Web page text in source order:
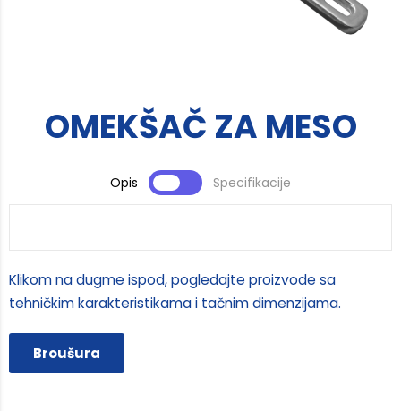
OMEKŠAČ ZA MESO​
Opis Specifikacije
Klikom na dugme ispod, pogledajte proizvode sa
tehničkim karakteristikama i tačnim dimenzijama.
Broušura